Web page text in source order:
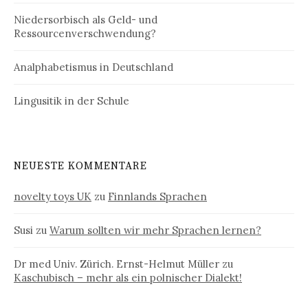
Niedersorbisch als Geld- und
Ressourcenverschwendung?
Analphabetismus in Deutschland
Lingusitik in der Schule
NEUESTE KOMMENTARE
novelty toys UK zu Finnlands Sprachen
Susi zu Warum sollten wir mehr Sprachen lernen?
Dr med Univ. Zürich. Ernst-Helmut Müller zu
Kaschubisch – mehr als ein polnischer Dialekt!